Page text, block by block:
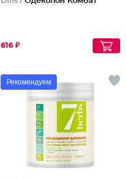
616 ₽
Рекомендуем